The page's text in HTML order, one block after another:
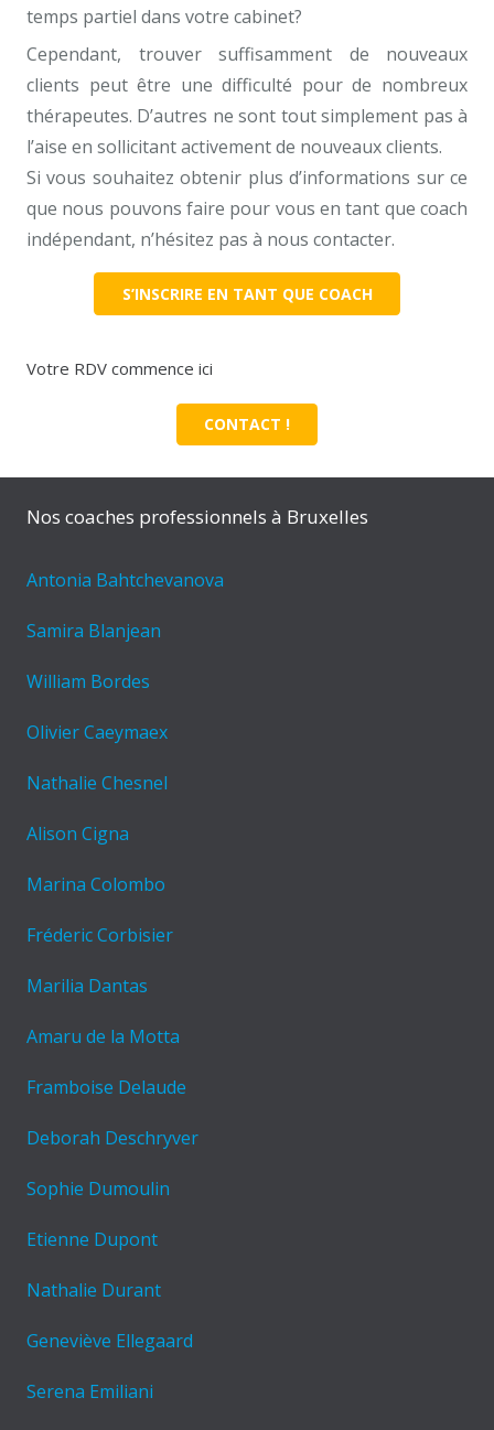
temps partiel dans votre cabinet?
Cependant, trouver suffisamment de nouveaux
clients peut être une difficulté pour de nombreux
thérapeutes. D’autres ne sont tout simplement pas à
l’aise en sollicitant activement de nouveaux clients.
Si vous souhaitez obtenir plus d’informations sur ce
que nous pouvons faire pour vous en tant que coach
indépendant, n’hésitez pas à nous contacter.
S’INSCRIRE EN TANT QUE COACH
Votre RDV commence ici
CONTACT !
Nos coaches professionnels à Bruxelles
Antonia Bahtchevanova
Samira Blanjean
William Bordes
Olivier Caeymaex
Nathalie Chesnel
Alison Cigna
Marina Colombo
Fréderic Corbisier
Marilia Dantas
Amaru de la Motta
Framboise Delaude
Deborah Deschryver
Sophie Dumoulin
Etienne Dupont
Nathalie Durant
Geneviève Ellegaard
Serena Emiliani